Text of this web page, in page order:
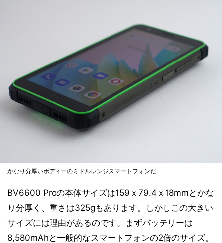
かなり分厚いボディーのミドルレンジスマートフォンだ
BV6600 Proの本体サイズは159ｘ79.4ｘ18mmとかな
り分厚く、重さは325gもあります。しかしこの大きい
サイズには理由があるのです。まずバッテリーは
8,580mAhと一般的なスマートフォンの2倍のサイズ。